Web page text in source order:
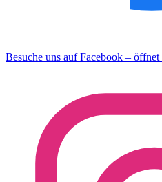
Besuche uns auf Facebook –